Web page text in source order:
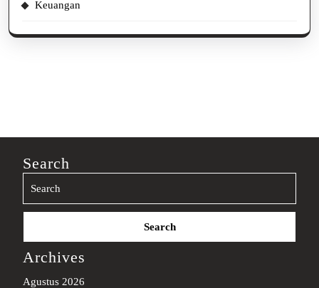
Keuangan
Search
Search
Archives
Agustus 2026